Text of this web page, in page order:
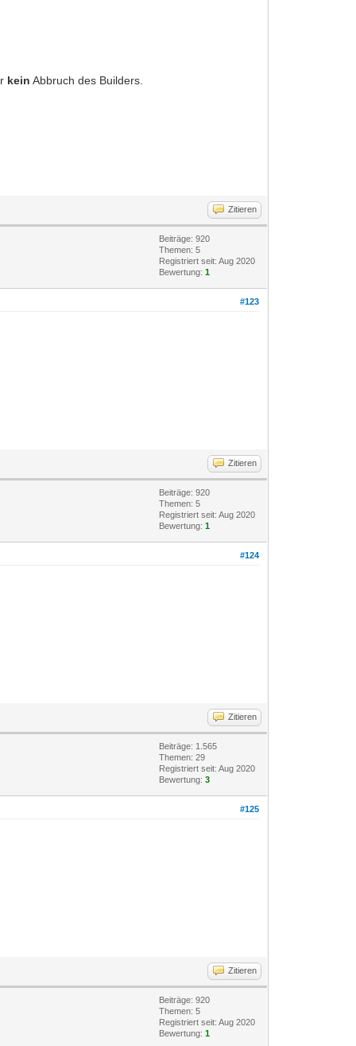
kein Abbruch des Builders.
Zitieren
Beiträge: 920
Themen: 5
Registriert seit: Aug 2020
Bewertung:1
#123
Zitieren
Beiträge: 920
Themen: 5
Registriert seit: Aug 2020
Bewertung:1
#124
Zitieren
Beiträge: 1.565
Themen: 29
Registriert seit: Aug 2020
Bewertung:3
#125
Zitieren
Beiträge: 920
Themen: 5
Registriert seit: Aug 2020
Bewertung:1